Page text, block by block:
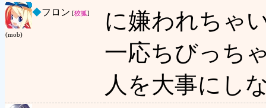
◆フロン [狡狐]
(mob)
に嫌われちゃ
一応ちびっち
人を大事にし